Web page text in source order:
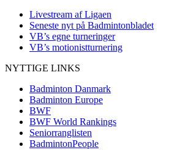
Livestream af Ligaen
Seneste nyt på Badmintonbladet
VB’s egne turneringer
VB’s motionistturnering
NYTTIGE LINKS
Badminton Danmark
Badminton Europe
BWF
BWF World Rankings
Seniorranglisten
BadmintonPeople